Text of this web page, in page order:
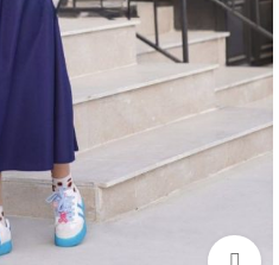
برای بزرگنمایی کلیک کنید